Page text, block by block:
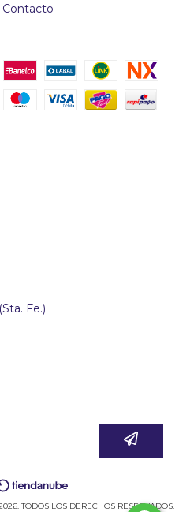
Contacto
Fe.)
TODOS LOS DERECHOS RESERVADOS.